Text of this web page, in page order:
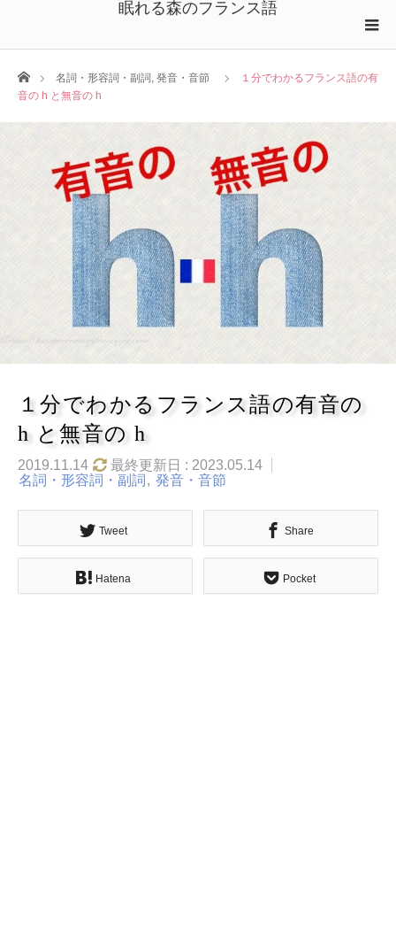
眠れる森のフランス語
ホーム名詞・形容詞・副詞 , 発音・音節
１分でわかるフランス語の有
音の h と無音の h
１分でわかるフランス語の有音の
h と無音の h
2019.11.14
最終更新日 : 2023.05.14
名詞・形容詞・副詞
発音・音節
Tweet Share
Hatena Pocket